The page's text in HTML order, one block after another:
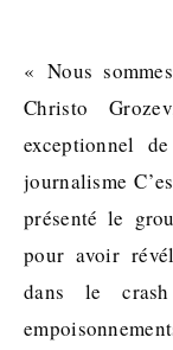
« Nous
Christo
exceptionnel
journalisme
présenté le
pour avoir
dans le